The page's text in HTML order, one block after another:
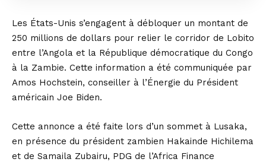
Les États-Unis s’engagent à débloquer un montant de
250 millions de dollars pour relier le corridor de Lobito
entre l’Angola et la République démocratique du Congo
à la Zambie. Cette information a été communiquée par
Amos Hochstein, conseiller à l’Énergie du Président
américain Joe Biden.
Cette annonce a été faite lors d’un sommet à Lusaka,
en présence du président zambien Hakainde Hichilema
et de Samaila Zubairu, PDG de l’Africa Finance